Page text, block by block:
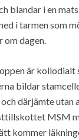
blandar i en
i tarmen som
om dagen.
är
bildar
därjämte utan
MSM
kommer